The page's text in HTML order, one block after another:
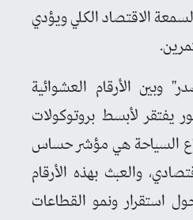
الاقتصاد الكلي ويؤدي
وبين الأرقام العشوائية
يفتقر لأبسط بروتوكولات
السياحة هي مؤشر حساس
والعبث بهذه الأرقام
استقرار ونمو القطاعات